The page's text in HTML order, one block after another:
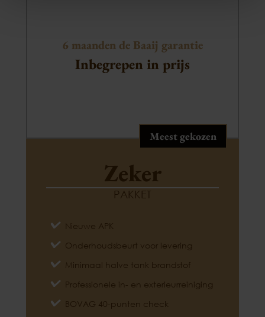
6 maanden de Baaij garantie
Inbegrepen in prijs
Meest gekozen
Zeker
PAKKET
Nieuwe APK
Onderhoudsbeurt voor levering
Minimaal halve tank brandstof
Professionele in- en exterieurreiniging
BOVAG 40-punten check